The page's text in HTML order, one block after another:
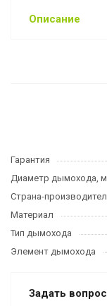
Описание
Гарантия
Диаметр дымохода,
Страна-
Материал
Тип дымохода
Элемент дымохода
Задать вопрос